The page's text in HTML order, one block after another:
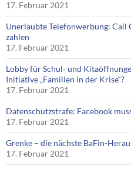
17. Februar 2021
Unerlaubte Telefonwerbung: Call
zahlen
17. Februar 2021
Lobby für Schul- und
Initiative „Familien in der Krise“?
17. Februar 2021
Datenschutzstrafe: Facebook
17. Februar 2021
Grenke – die nächste BaFin-
17. Februar 2021